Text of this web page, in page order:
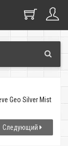
Geo Silver Mist
Следующий